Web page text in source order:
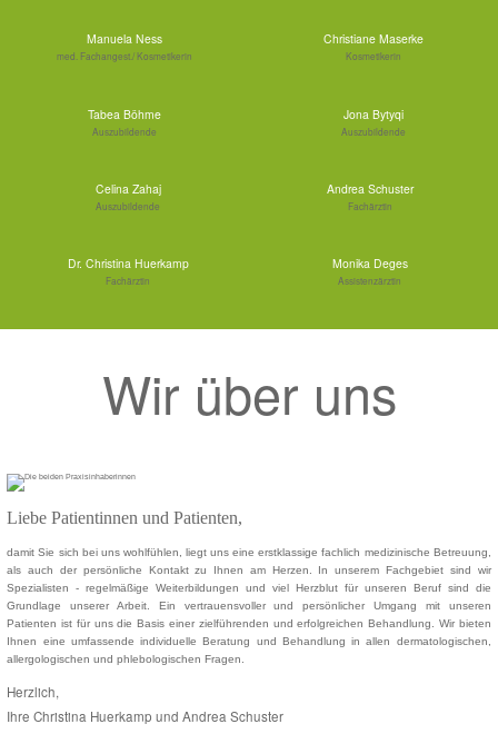
Manuela Ness
med. Fachangest./ Kosmetikerin
Christiane Maserke
Kosmetikerin
Tabea Böhme
Auszubildende
Jona Bytyqi
Auszubildende
Celina Zahaj
Auszubildende
Andrea Schuster
Fachärztin
Dr. Christina Huerkamp
Fachärztin
Monika Deges
Assistenzärztin
Wir über uns
Liebe Patientinnen und Patienten,
damit Sie sich bei uns wohlfühlen, liegt uns eine erstklassige fachlich medizinische Betreuung,
als auch der persönliche Kontakt zu Ihnen am Herzen. In unserem Fachgebiet sind wir
Spezialisten - regelmäßige Weiterbildungen und viel Herzblut für unseren Beruf sind die
Grundlage unserer Arbeit. Ein vertrauensvoller und persönlicher Umgang mit unseren
Patienten ist für uns die Basis einer zielführenden und erfolgreichen Behandlung. Wir bieten
Ihnen eine umfassende individuelle Beratung und Behandlung in allen dermatologischen,
allergologischen und phlebologischen Fragen.
Herzlich,
Ihre Christina Huerkamp und Andrea Schuster